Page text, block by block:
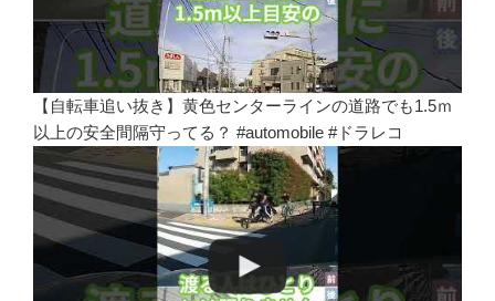
【自転車追い抜き】黄色センターラインの道路でも1.5ｍ
以上の安全間隔守ってる？ #automobile #ドラレコ